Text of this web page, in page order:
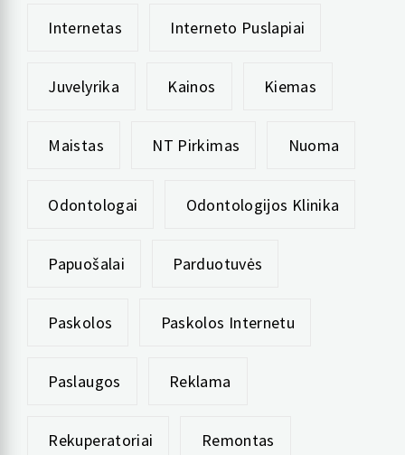
Internetas Interneto Puslapiai
Juvelyrika Kainos Kiemas
Maistas NT Pirkimas Nuoma
Odontologai Odontologijos Klinika
Papuošalai Parduotuvės
Paskolos Paskolos Internetu
Paslaugos Reklama
Rekuperatoriai Remontas